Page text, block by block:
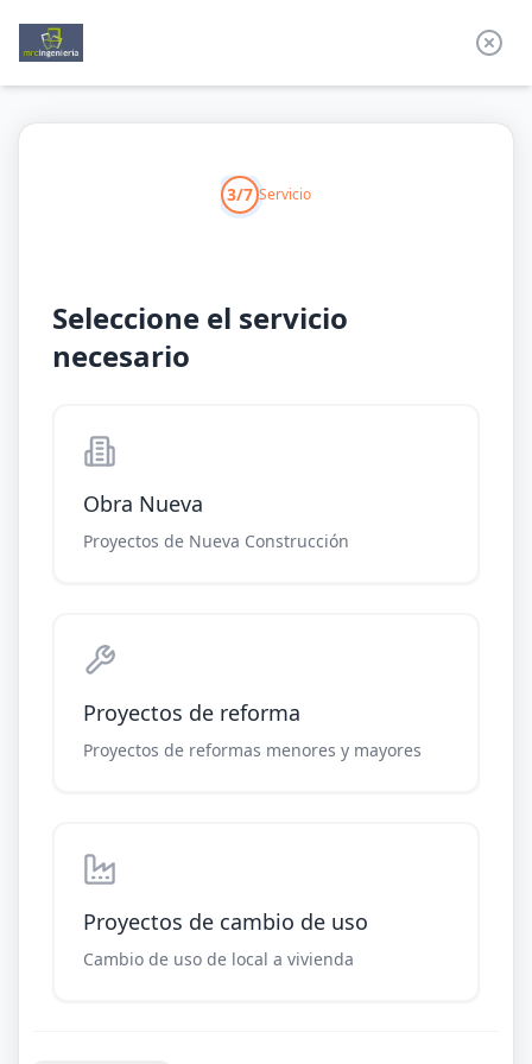
3/7 Servicio
Seleccione el servicio
necesario
Obra Nueva
Proyectos de Nueva Construcción
Proyectos de reforma
Proyectos de reformas menores y mayores
Proyectos de cambio de uso
Cambio de uso de local a vivienda